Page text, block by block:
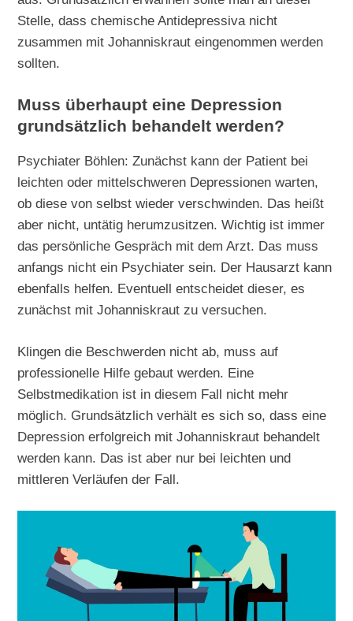
Stelle, dass chemische Antidepressiva nicht
zusammen mit Johanniskraut eingenommen werden
sollten.
Muss überhaupt eine Depression
grundsätzlich behandelt werden?
Psychiater Böhlen: Zunächst kann der Patient bei
leichten oder mittelschweren Depressionen warten,
ob diese von selbst wieder verschwinden. Das heißt
aber nicht, untätig herumzusitzen. Wichtig ist immer
das persönliche Gespräch mit dem Arzt. Das muss
anfangs nicht ein Psychiater sein. Der Hausarzt kann
ebenfalls helfen. Eventuell entscheidet dieser, es
zunächst mit Johanniskraut zu versuchen.
Klingen die Beschwerden nicht ab, muss auf
professionelle Hilfe gebaut werden. Eine
Selbstmedikation ist in diesem Fall nicht mehr
möglich. Grundsätzlich verhält es sich so, dass eine
Depression erfolgreich mit Johanniskraut behandelt
werden kann. Das ist aber nur bei leichten und
mittleren Verläufen der Fall.